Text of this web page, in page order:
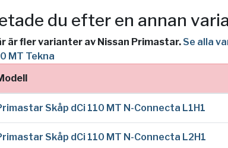
du efter en annan
är fler varianter av Nissan Primastar. Se alla
MT Tekna
Skåp dCi 110 MT N-Connecta L1H1
Skåp dCi 110 MT N-Connecta L2H1